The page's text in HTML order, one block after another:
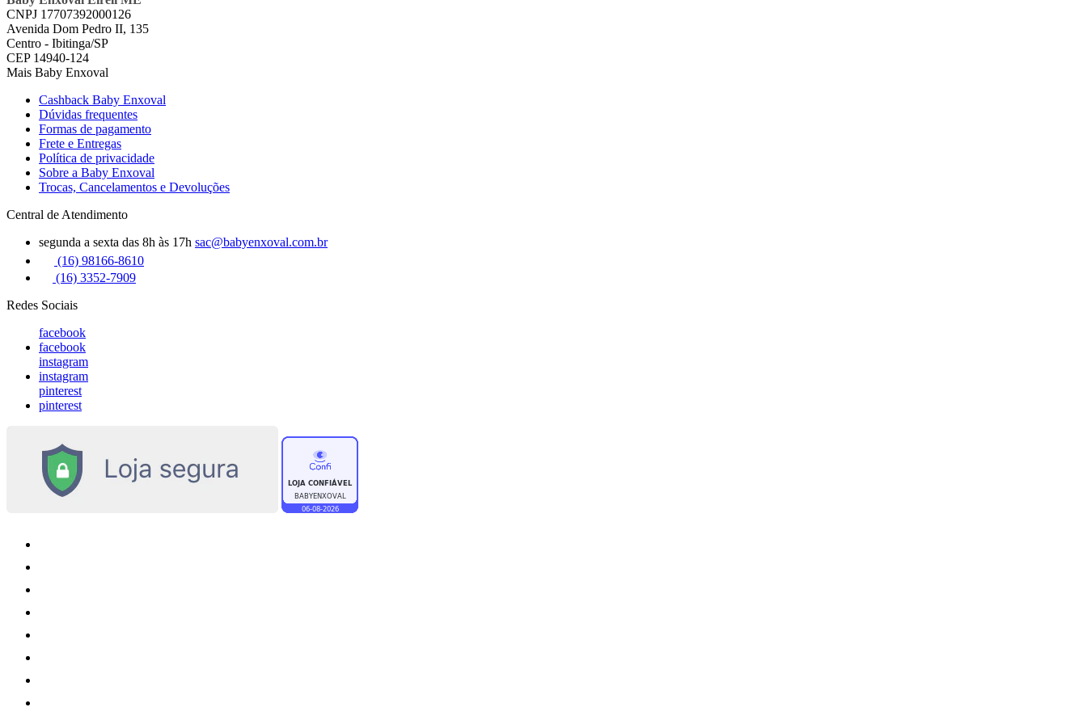
CNPJ 17707392000126
Avenida Dom Pedro II, 135
Centro - Ibitinga/SP
CEP 14940-124
Mais Baby Enxoval
Cashback Baby Enxoval
Dúvidas frequentes
Formas de pagamento
Frete e Entregas
Política de privacidade
Sobre a Baby Enxoval
Trocas, Cancelamentos e Devoluções
Central de Atendimento
segunda a sexta das 8h às 17h sac@babyenxoval.com.br
(16) 98166-8610
(16) 3352-7909
Redes Sociais
facebook
facebook
instagram
instagram
pinterest
pinterest